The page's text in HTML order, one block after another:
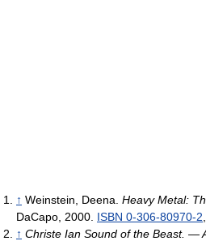
↑ Weinstein, Deena. Heavy Metal:
DaCapo, 2000. ISBN 0-306-80970-2
↑ Christe Ian Sound of the Beast. —